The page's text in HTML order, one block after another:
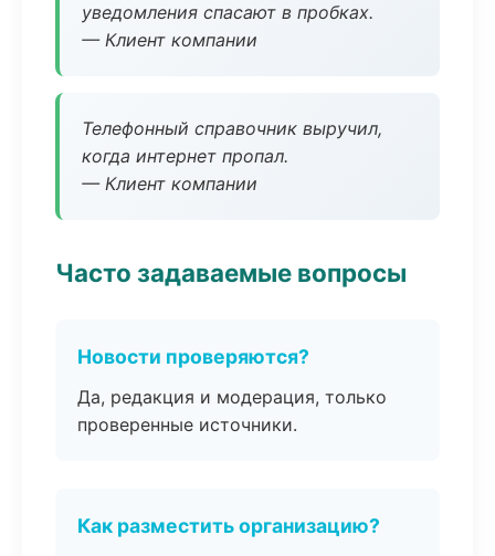
уведомления спасают в пробках.
— Клиент компании
Телефонный справочник выручил,
когда интернет пропал.
— Клиент компании
Часто задаваемые вопросы
Новости проверяются?
Да, редакция и модерация, только
проверенные источники.
Как разместить организацию?